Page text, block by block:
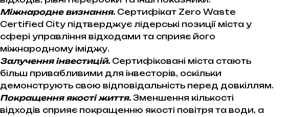
Міжнародне визнання. Сертифікат Zero Waste
Certified City підтверджує лідерські позиції міста у
сфері управління відходами та сприяє його
міжнародному іміджу.
Залучення інвестицій. Сертифіковані міста стають
більш привабливими для інвесторів, оскільки
демонструють свою відповідальність перед довкіллям.
Покращення якості життя. Зменшення кількості
відходів сприяє покращенню якості повітря та води, а